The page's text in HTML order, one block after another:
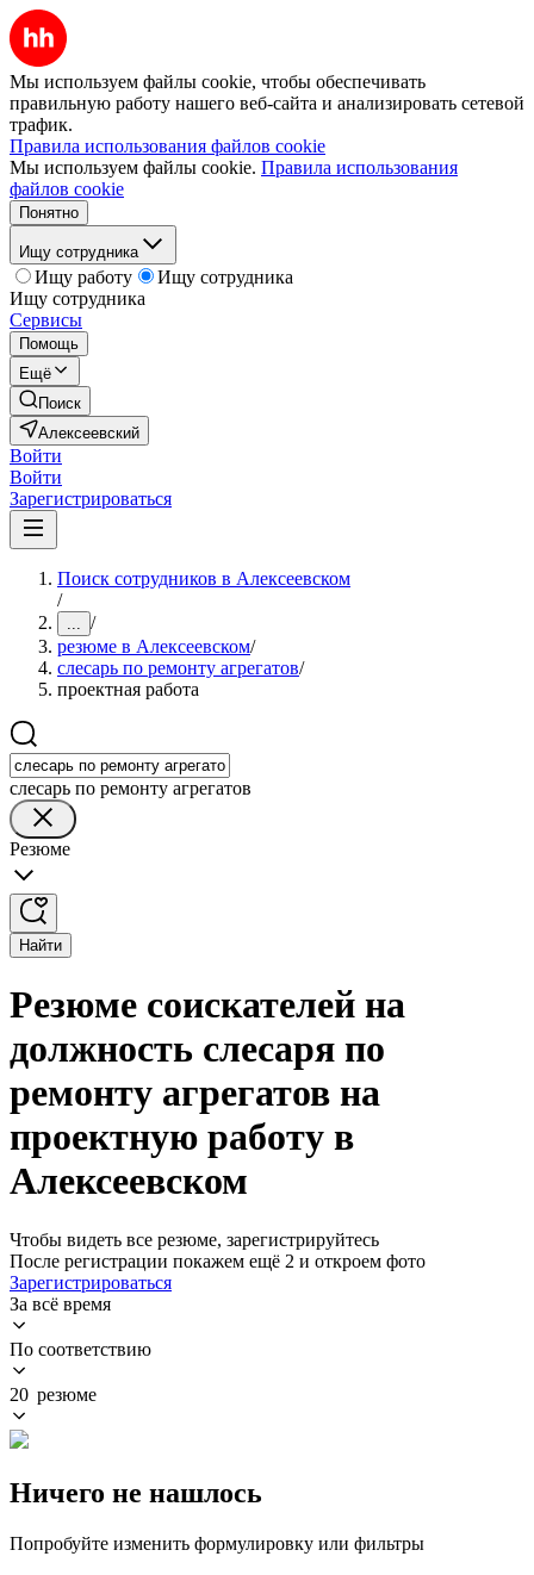
Мы используем файлы cookie, чтобы обеспечивать
правильную работу нашего веб-сайта и анализировать сетевой
трафик.
Правила использования файлов cookie
Мы используем файлы cookie. Правила использования
файлов cookie
Понятно
Ищу сотрудника
Ищу работу
Ищу сотрудника
Ищу сотрудника
Сервисы
Помощь
Ещё
Поиск
Алексеевский
Войти
Войти
Зарегистрироваться
Поиск сотрудников в Алексеевском
/
... /
резюме в Алексеевском/
слесарь по ремонту агрегатов/
проектная работа
слесарь по ремонту агрегатов
Резюме
Найти
Резюме соискателей на
должность слесаря по
ремонту агрегатов на
проектную работу в
Алексеевском
Чтобы видеть все резюме, зарегистрируйтесь
После регистрации покажем ещё 2 и откроем фото
Зарегистрироваться
За всё время
По соответствию
20 резюме
Ничего не нашлось
Попробуйте изменить формулировку или фильтры